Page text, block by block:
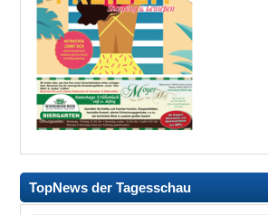
TopNews der Tagesschau